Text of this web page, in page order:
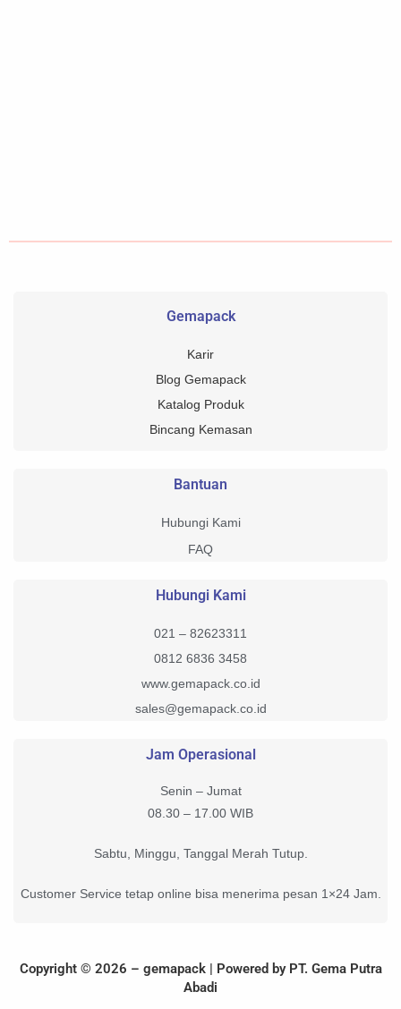
Gemapack
Karir
Blog Gemapack
Katalog Produk
Bincang Kemasan
Bantuan
Hubungi Kami
FAQ
Hubungi Kami
021 – 82623311
0812 6836 3458
www.gemapack.co.id
sales@gemapack.co.id
Jam Operasional
Senin – Jumat
08.30 – 17.00 WIB
Sabtu, Minggu, Tanggal Merah Tutup.
Customer Service tetap online bisa menerima pesan 1×24 Jam.
Copyright © 2026 – gemapack | Powered by PT. Gema Putra
Abadi